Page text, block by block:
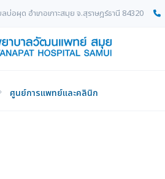
บ่อผุด อำเภอเกาะสมุย จ.สุราษฎร์ธานี 84320
ศูนย์การแพทย์และคลินิก